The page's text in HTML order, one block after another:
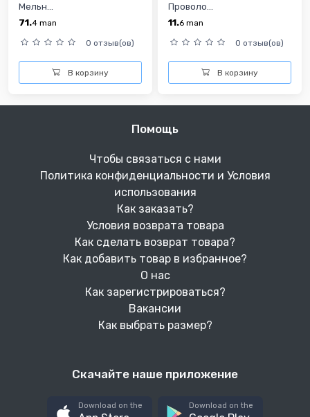
Мельн...
71.4 man
0 отзыв(ов)
В корзину
Проволо...
11.6 man
0 отзыв(ов)
В корзину
Помощь
Чтобы связаться с нами
Политика конфиденциальности и Условия
использования
Как заказать?
Условия возврата товара
Как сделать возврат товара?
Как добавить товар в избранное?
О нас
Как зарегистрироваться?
Вакансии
Как выбрать размер?
Скачайте наше приложение
Download on the Download on the